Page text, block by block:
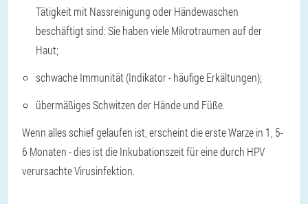
Tätigkeit mit Nassreinigung oder Händewaschen
beschäftigt sind: Sie haben viele Mikrotraumen auf der
Haut;
schwache Immunität (Indikator - häufige Erkältungen);
übermäßiges Schwitzen der Hände und Füße.
Wenn alles schief gelaufen ist, erscheint die erste Warze in 1, 5-
6 Monaten - dies ist die Inkubationszeit für eine durch HPV
verursachte Virusinfektion.